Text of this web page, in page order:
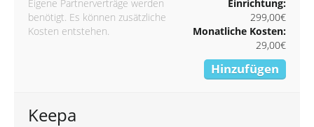
Eigene Partnerverträge werden
benötigt. Es können zusätzliche
Kosten entstehen.
Einrichtung:
299,00€
Monatliche Kosten:
29,00€
Hinzufügen
Keepa